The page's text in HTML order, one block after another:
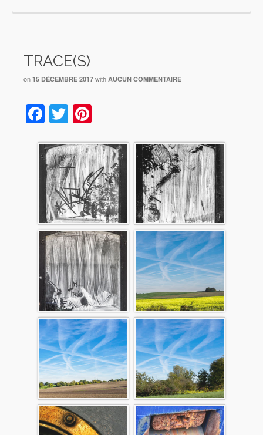
TRACE(S)
on 15 DÉCEMBRE 2017 with AUCUN COMMENTAIRE
Facebook
Twitter